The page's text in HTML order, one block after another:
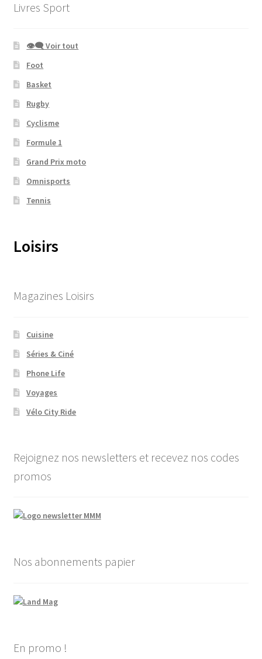
Livres Sport
👁‍🗨 Voir tout
Foot
Basket
Rugby
Cyclisme
Formule 1
Grand Prix moto
Omnisports
Tennis
Loisirs
Magazines Loisirs
Cuisine
Séries & Ciné
Phone Life
Voyages
Vélo City Ride
Rejoignez nos newsletters et recevez nos codes
promos
Nos abonnements papier
En promo !